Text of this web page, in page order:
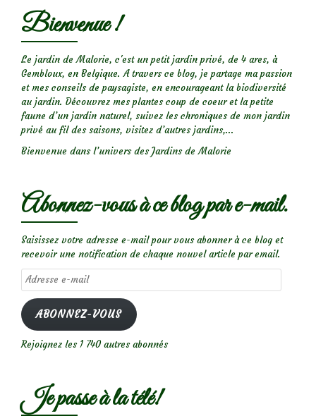
Bienvenue !
Le jardin de Malorie, c'est un petit jardin privé, de 4 ares, à
Gembloux, en Belgique. A travers ce blog, je partage ma passion
et mes conseils de paysagiste, en encourageant la biodiversité
au jardin. Découvrez mes plantes coup de coeur et la petite
faune d’un jardin naturel, suivez les chroniques de mon jardin
privé au fil des saisons, visitez d’autres jardins,...
Bienvenue dans l’univers des Jardins de Malorie
Abonnez-vous à ce blog par e-mail.
Saisissez votre adresse e-mail pour vous abonner à ce blog et
recevoir une notification de chaque nouvel article par email.
Adresse
e-
mail
ABONNEZ-VOUS
Rejoignez les 1 740 autres abonnés
Je passe à la télé!